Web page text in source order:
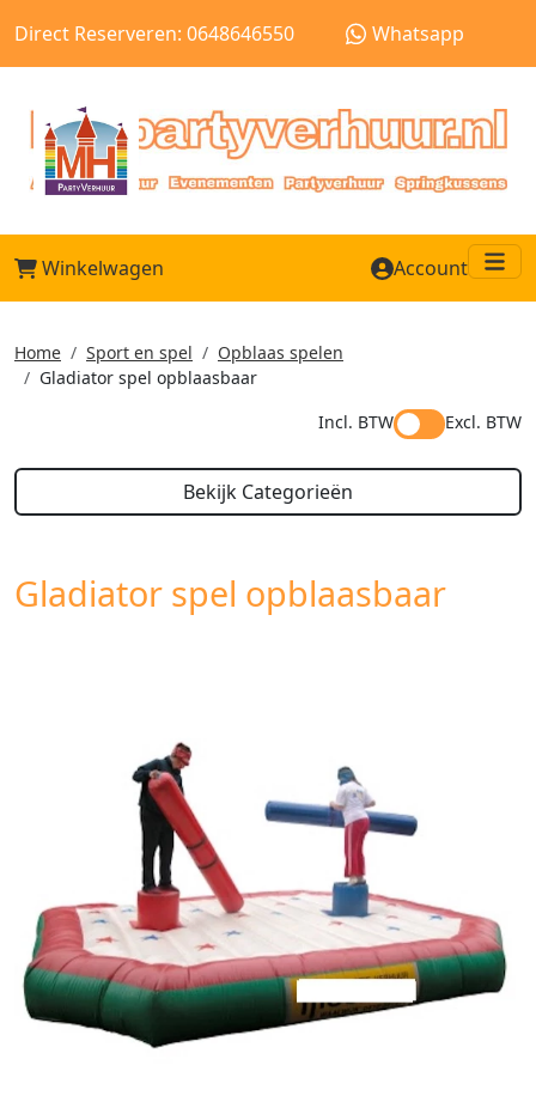
Direct Reserveren: 0648646550 Whatsapp
Winkelwagen Account
Home Sport en spel
Opblaas spelen
Gladiator spel opblaasbaar
Incl. BTW
Excl. BTW
Bekijk Categorieën
Gladiator spel opblaasbaar